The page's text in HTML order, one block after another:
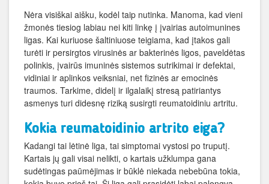
Nėra visiškai aišku, kodėl taip nutinka. Manoma, kad vieni
žmonės tiesiog labiau nei kiti linkę į įvairias autoimunines
ligas. Kai kuriuose šaltiniuose teigiama, kad įtakos gali
turėti ir persirgtos virusinės ar bakterinės ligos, paveldėtas
polinkis, įvairūs imuninės sistemos sutrikimai ir defektai,
vidiniai ir aplinkos veiksniai, net fizinės ar emocinės
traumos. Tarkime, didelį ir ilgalaikį stresą patiriantys
asmenys turi didesnę riziką susirgti reumatoidiniu artritu.
Kokia reumatoidinio artrito eiga?
Kadangi tai lėtinė liga, tai simptomai vystosi po truputį.
Kartais jų gali visai nelikti, o kartais užklumpa gana
sudėtingas paūmėjimas ir būklė niekada nebebūna tokia,